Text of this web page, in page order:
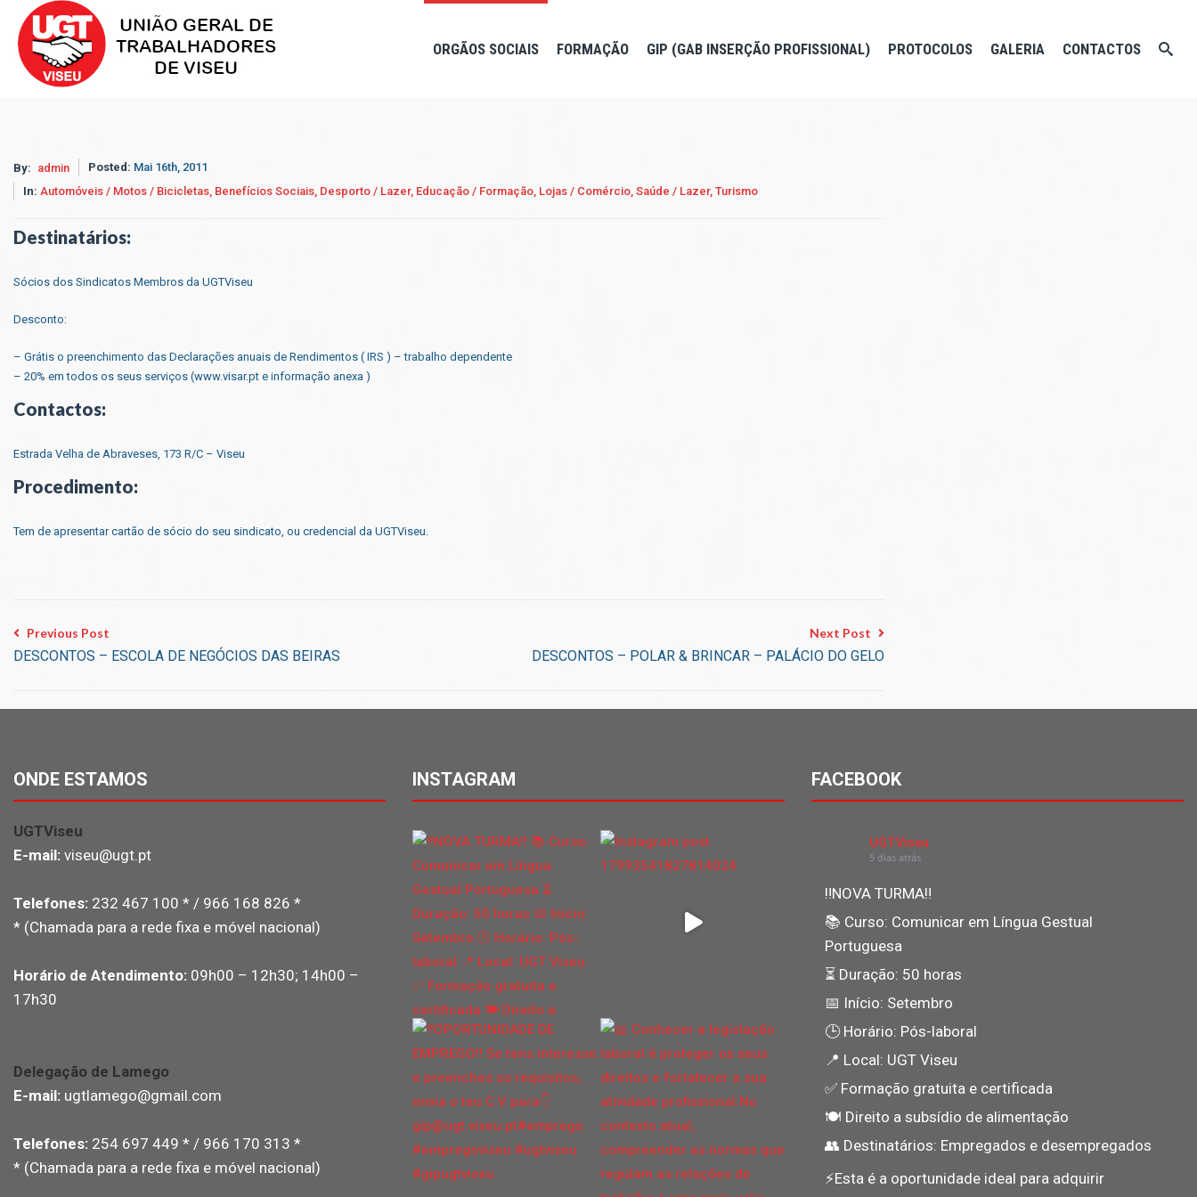
ORGÃOS SOCIAIS FORMAÇÃO GIP (GAB INSERÇÃO PROFISSIONAL) PROTOCOLOS GALERIA CONTACTOS
By: admin Posted: Mai 16th, 2011
In: Automóveis / Motos / Bicicletas, Benefícios Sociais, Desporto / Lazer, Educação / Formação, Lojas / Comércio, Saúde / Lazer, Turismo
Destinatários:
Sócios dos Sindicatos Membros da UGTViseu
Desconto:
– Grátis o preenchimento das Declarações anuais de Rendimentos ( IRS ) – trabalho dependente
– 20% em todos os seus serviços (www.visar.pt e informação anexa )
Contactos:
Estrada Velha de Abraveses, 173 R/C – Viseu
Procedimento:
Tem de apresentar cartão de sócio do seu sindicato, ou credencial da UGTViseu.
Previous Post
DESCONTOS – ESCOLA DE NEGÓCIOS DAS BEIRAS
Next Post
DESCONTOS – POLAR & BRINCAR – PALÁCIO DO GELO
ONDE ESTAMOS
UGTViseu
E-mail: viseu@ugt.pt
Telefones: 232 467 100 * / 966 168 826 *
* (Chamada para a rede fixa e móvel nacional)
Horário de Atendimento: 09h00 – 12h30; 14h00 –
17h30
Delegação de Lamego
E-mail: ugtlamego@gmail.com
Telefones: 254 697 449 * / 966 170 313 *
* (Chamada para a rede fixa e móvel nacional)
INSTAGRAM FACEBOOK
UGTViseu
5 dias atrás
‼NOVA TURMA‼
📚 Curso: Comunicar em Língua Gestual
Portuguesa
⏳ Duração: 50 horas
📅 Início: Setembro
🕒 Horário: Pós-laboral
📍 Local: UGT Viseu
✅ Formação gratuita e certificada
🍽️ Direito a subsídio de alimentação
👥 Destinatários: Empregados e desempregados
⚡️Esta é a oportunidade ideal para adquirir